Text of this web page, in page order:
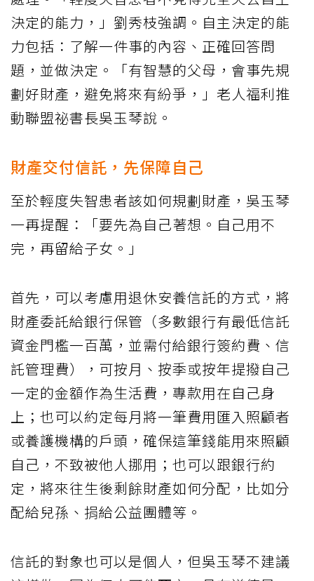
決定的能力，」劉秀枝強調。自主決定的能
力包括：了解一件事的內容、正確回答問
題，並做決定。「有智慧的父母，會事先規
劃好財產，避免將來有紛爭，」老人福利推
動聯盟祕書長吳玉琴說。
財產交付信託，先保障自己
至於輕度失智患者該如何規劃財產，吳玉琴
一再提醒：「要先為自己著想。自己用不
完，再留給子女。」
首先，可以考慮用退休安養信託的方式，將
財產委託給銀行保管（多數銀行有最低信託
資金門檻一百萬，並需付給銀行簽約費、信
託管理費），可按月、按季或按年提撥自己
一定的金額作為生活費，專款用在自己身
上；也可以約定每月將一筆費用匯入照顧者
或養護機構的戶頭，確保這筆錢能用來照顧
自己，不致被他人挪用；也可以跟銀行約
定，將來往生後剩餘財產如何分配，比如分
配給兒孫、捐給公益團體等。
信託的對象也可以是個人，但吳玉琴不建議